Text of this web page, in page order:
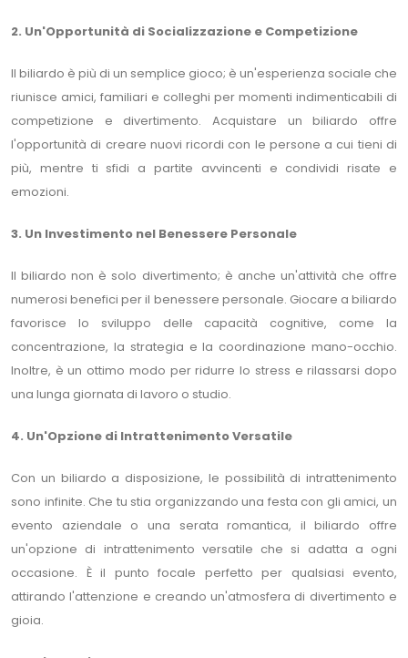
2. Un'Opportunità di Socializzazione e Competizione
Il biliardo è più di un semplice gioco; è un'esperienza sociale che
riunisce amici, familiari e colleghi per momenti indimenticabili di
competizione e divertimento. Acquistare un biliardo offre
l'opportunità di creare nuovi ricordi con le persone a cui tieni di
più, mentre ti sfidi a partite avvincenti e condividi risate e
emozioni.
3. Un Investimento nel Benessere Personale
Il biliardo non è solo divertimento; è anche un'attività che offre
numerosi benefici per il benessere personale. Giocare a biliardo
favorisce lo sviluppo delle capacità cognitive, come la
concentrazione, la strategia e la coordinazione mano-occhio.
Inoltre, è un ottimo modo per ridurre lo stress e rilassarsi dopo
una lunga giornata di lavoro o studio.
4. Un'Opzione di Intrattenimento Versatile
Con un biliardo a disposizione, le possibilità di intrattenimento
sono infinite. Che tu stia organizzando una festa con gli amici, un
evento aziendale o una serata romantica, il biliardo offre
un'opzione di intrattenimento versatile che si adatta a ogni
occasione. È il punto focale perfetto per qualsiasi evento,
attirando l'attenzione e creando un'atmosfera di divertimento e
gioia.